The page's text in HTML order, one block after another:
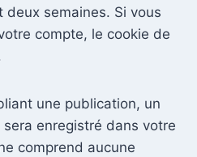
deux semaines. Si vous
compte, le cookie de
une publication, un
enregistré dans votre
comprend aucune